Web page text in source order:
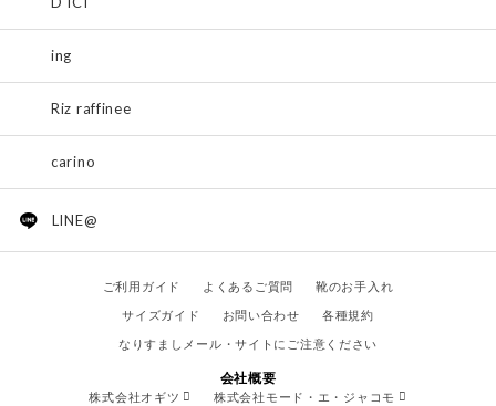
ing
Riz raffinee
carino
LINE@
ご利用ガイド よくあるご質問
靴のお手入れ
サイズガイド
お問い合わせ
各種規約
なりすましメール・サイトにご注意ください
会社概要
株式会社オギツ 株式会社モード・エ・ジャコモ